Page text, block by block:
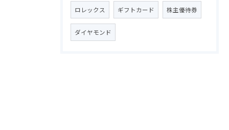
ロレックス ギフトカード 株主優待券
ダイヤモンド